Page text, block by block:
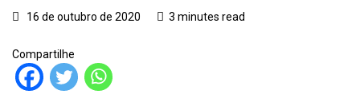
16 de outubro de 2020 3 minutes read
Compartilhe